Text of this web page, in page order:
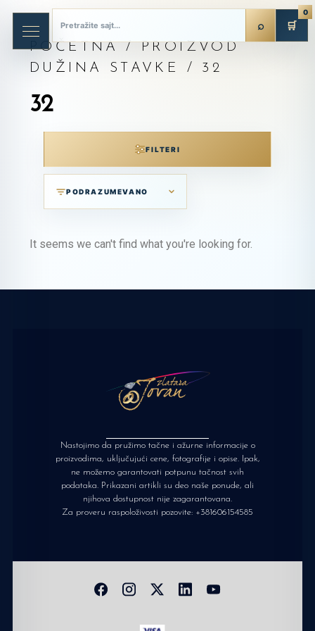
POČETNA
/ PROIZVOD
DUŽINA STAVKE / 32
32
FILTERI
It seems we can't find what you're looking for.
Nastojimo da pružimo tačne i ažurne informacije o
proizvodima, uključujući cene, fotografije i opise. Ipak,
ne možemo garantovati potpunu tačnost svih
podataka. Prikazani artikli su deo naše ponude, ali
njihova dostupnost nije zagarantovana.
Za proveru raspoloživosti pozovite: +381606154585
🛒
0